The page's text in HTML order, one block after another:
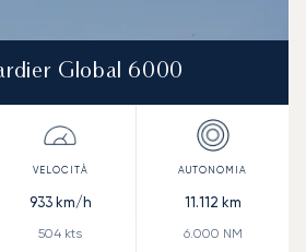
Global 6000
933km/h
504 kts
11.112 km
6.000 NM